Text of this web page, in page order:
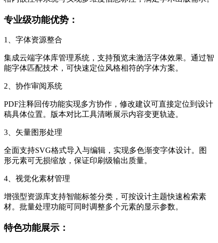
专业级功能优势：
1、字体资源整合
集成云端字体库管理系统，支持预览未激活字体效果。通过智
能字体匹配技术，可快速定位风格相符的字体方案。
2、协作审阅系统
PDF注释回传功能实现多方协作，修改建议可直接定位到设计
稿具体位置。版本对比工具清晰展示内容变更轨迹。
3、矢量图形处理
全面支持SVG格式导入与编辑，实现多色渐变字体设计。图
形元素可无损缩放，保证印刷级输出质量。
4、视觉化素材管理
增强型资源库支持智能标签分类，可按设计主题快速检索素
材。批量处理功能可同时调整多个元素的显示参数。
特色功能展示：